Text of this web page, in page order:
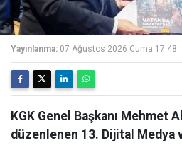
Yayınlanma: 07 Ağustos 2026 Cuma 17:48
KGK Genel Başkanı Mehmet
düzenlenen 13. Dijital Medya